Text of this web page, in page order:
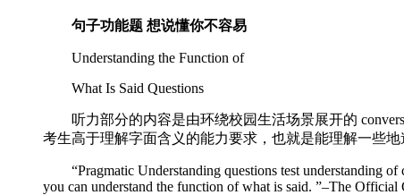
句子功能题 想说懂你不容易
Understanding the Function of
What Is Said Questions
听力部分的内容是由环绕校园生活场景展开的
考生高于理解字面含义的能力要求，也就是能理解一些地
“Pragmatic Understanding questions test understanding of
you can understand the function of what is said. ”–The